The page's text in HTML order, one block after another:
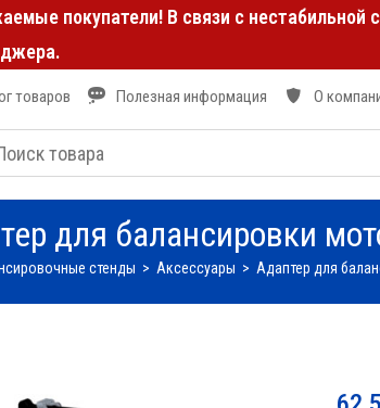
покупатели! В связи с
товаров Полезная информация О
для балансировки
стенды > Аксессуары > Адаптер для